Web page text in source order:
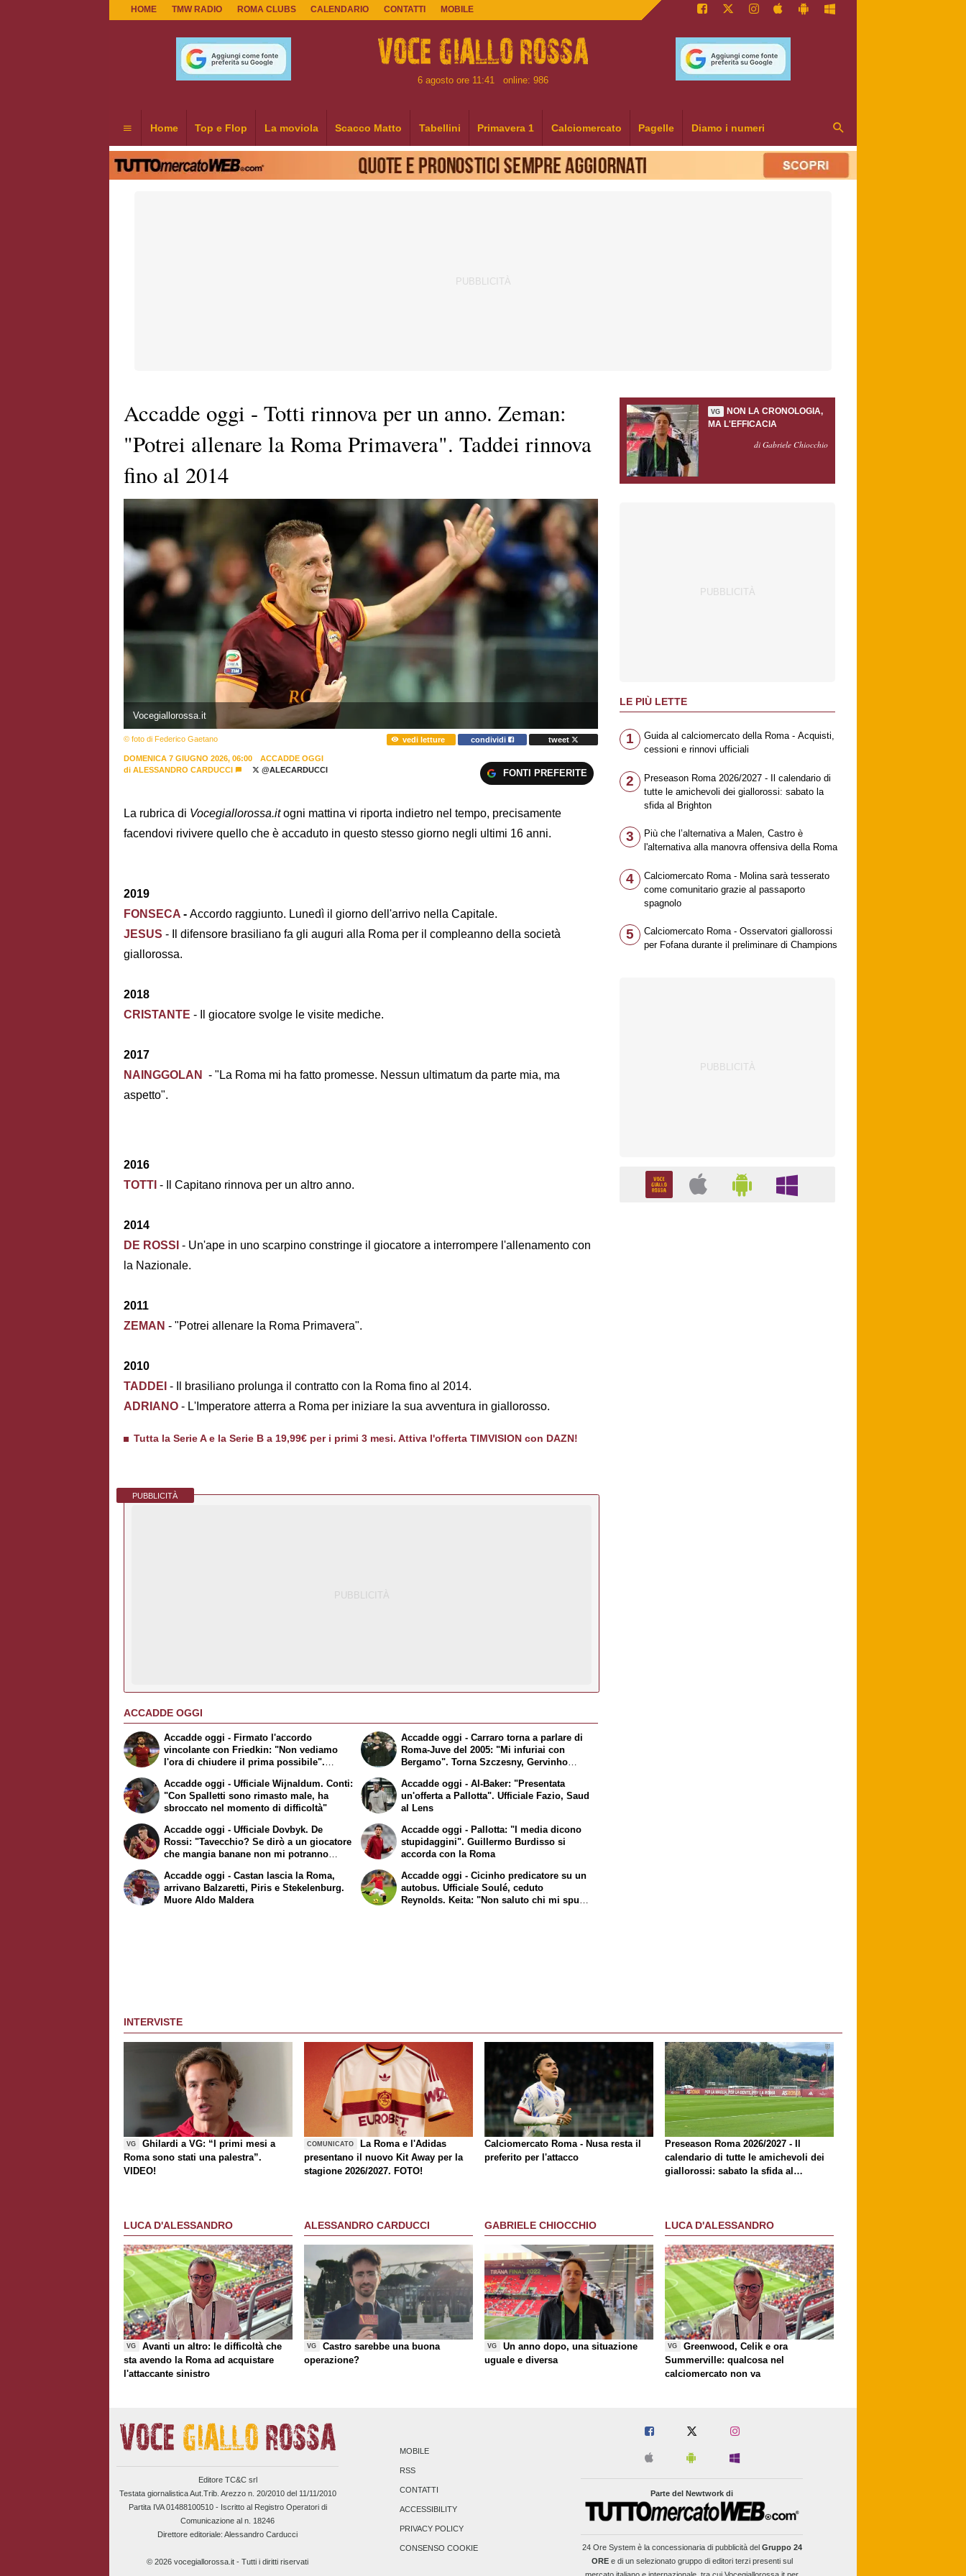
HOME TMW RADIO ROMA CLUBS CALENDARIO CONTATTI MOBILE
6 agosto ore 11:41 online: 986
Home Top e Flop La moviola Scacco Matto Tabellini Primavera 1 Calciomercato Pagelle Diamo i numeri
Accadde oggi - Totti rinnova per un anno. Zeman:
"Potrei allenare la Roma Primavera". Taddei rinnova
fino al 2014
Vocegiallorossa.it
© foto di Federico Gaetano vedi letture condividi tweet
DOMENICA 7 GIUGNO 2026, 06:00
ACCADDE OGGI
di ALESSANDRO CARDUCCI @ALECARDUCCI FONTI PREFERITE
La rubrica di Vocegiallorossa.itogni mattina vi riporta indietro nel tempo, precisamente
facendovi rivivere quello che è accaduto in questo stesso giorno negli ultimi 16 anni.
2019
FONSECA - Accordo raggiunto. Lunedì il giorno dell'arrivo nella Capitale.
JESUS - Il difensore brasiliano fa gli auguri alla Roma per il compleanno della società
giallorossa.
2018
CRISTANTE - Il giocatore svolge le visite mediche.
2017
NAINGGOLAN - "La Roma mi ha fatto promesse. Nessun ultimatum da parte mia, ma
aspetto".
2016
TOTTI - Il Capitano rinnova per un altro anno.
2014
DE ROSSI - Un'ape in uno scarpino constringe il giocatore a interrompere l'allenamento con
la Nazionale.
2011
ZEMAN - "Potrei allenare la Roma Primavera".
2010
TADDEI - Il brasiliano prolunga il contratto con la Roma fino al 2014.
ADRIANO - L'Imperatore atterra a Roma per iniziare la sua avventura in giallorosso.
Tutta la Serie A e la Serie B a 19,99€ per i primi 3 mesi. Attiva l'offerta TIMVISION con DAZN!
PUBBLICITÀ
ACCADDE OGGI
Accadde oggi - Firmato l'accordo
vincolante con Friedkin: "Non vediamo
l'ora di chiudere il prima possibile".
Accadde oggi - Ufficiale Wijnaldum. Conti:
"Con Spalletti sono rimasto male, ha
sbroccato nel momento di difficoltà"
Accadde oggi - Carraro torna a parlare di
Roma-Juve del 2005: "Mi infuriai con
Bergamo". Torna Szczesny, Gervinho
Accadde oggi - Al-Baker: "Presentata
un'offerta a Pallotta". Ufficiale Fazio, Saud
al Lens
Accadde oggi - Ufficiale Dovbyk. De
Rossi: "Tavecchio? Se dirò a un giocatore
che mangia banane non mi potranno
Accadde oggi - Castan lascia la Roma,
arrivano Balzaretti, Piris e Stekelenburg.
Muore Aldo Maldera
Accadde oggi - Pallotta: "I media dicono
stupidaggini". Guillermo Burdisso si
accorda con la Roma
Accadde oggi - Cicinho predicatore su un
autobus. Ufficiale Soulé, ceduto
Reynolds. Keita: "Non saluto chi mi sputa
VG
NON LA CRONOLOGIA,
MA L'EFFICACIA
di Gabriele Chiocchio
LE PIÙ LETTE
1
Guida al calciomercato della Roma - Acquisti,
cessioni e rinnovi ufficiali
2
Preseason Roma 2026/2027 - Il calendario di
tutte le amichevoli dei giallorossi: sabato la
sfida al Brighton
3
Più che l’alternativa a Malen, Castro è
l'alternativa alla manovra offensiva della Roma
4
Calciomercato Roma - Molina sarà tesserato
come comunitario grazie al passaporto
spagnolo
5
Calciomercato Roma - Osservatori giallorossi
per Fofana durante il preliminare di Champions
INTERVISTE
VG
Ghilardi a VG: “I primi mesi a
Roma sono stati una palestra”.
VIDEO!
COMUNICATO
La Roma e l'Adidas
presentano il nuovo Kit Away per la
stagione 2026/2027. FOTO!
Calciomercato Roma - Nusa resta il
preferito per l'attacco
Preseason Roma 2026/2027 - Il
calendario di tutte le amichevoli dei
giallorossi: sabato la sfida al
LUCA D'ALESSANDRO
VG
Avanti un altro: le difficoltà che
sta avendo la Roma ad acquistare
l'attaccante sinistro
ALESSANDRO CARDUCCI
VG
Castro sarebbe una buona
operazione?
GABRIELE CHIOCCHIO
VG
Un anno dopo, una situazione
uguale e diversa
LUCA D'ALESSANDRO
VG
Greenwood, Celik e ora
Summerville: qualcosa nel
calciomercato non va
Editore TC&C srl
Testata giornalistica Aut.Trib. Arezzo n. 20/2010 del 11/11/2010
Partita IVA 01488100510 - Iscritto al Registro Operatori di
Comunicazione al n. 18246
Direttore editoriale: Alessandro Carducci
© 2026 vocegiallorossa.it - Tutti i diritti riservati
MOBILE
RSS
CONTATTI
ACCESSIBILITY
PRIVACY POLICY
CONSENSO COOKIE
Parte del Newtwork di
24 Ore Systemè la concessionaria di pubblicità del Gruppo 24
OREe di un selezionato gruppo di editori terzi presenti sul